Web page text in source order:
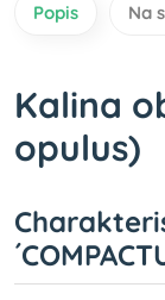
Popis Na
Kalina
opulus)